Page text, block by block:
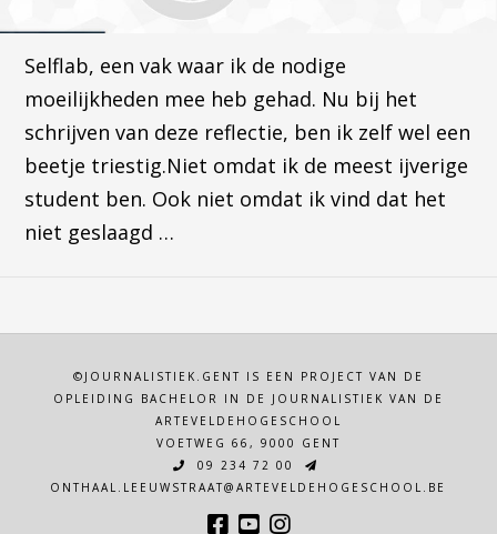
Selflab, een vak waar ik de nodige
moeilijkheden mee heb gehad. Nu bij het
schrijven van deze reflectie, ben ik zelf wel een
beetje triestig.Niet omdat ik de meest ijverige
student ben. Ook niet omdat ik vind dat het
niet geslaagd …
©JOURNALISTIEK.GENT IS EEN PROJECT VAN DE
OPLEIDING BACHELOR IN DE JOURNALISTIEK VAN DE
ARTEVELDEHOGESCHOOL
VOETWEG 66, 9000 GENT
09 234 72 00
ONTHAAL.LEEUWSTRAAT@ARTEVELDEHOGESCHOOL.BE